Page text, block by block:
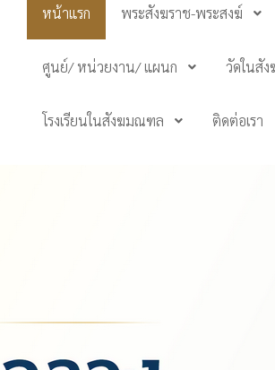
หน้าแรก พระสังฆราช-พระสงฆ์
ศูนย์/ หน่วยงาน/ แผนก วัดในสั
โรงเรียนในสังฆมณฑล ติดต่อเรา